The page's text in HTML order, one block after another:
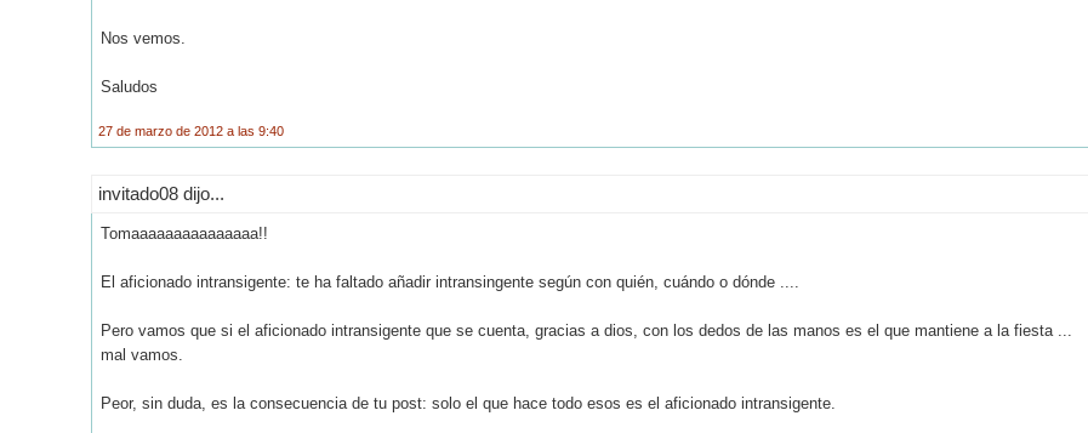
Nos vemos.
Saludos
27 de marzo de 2012 a las 9:40
invitado08 dijo...
Tomaaaaaaaaaaaaaaa!!
El aficionado intransigente: te ha faltado añadir intransingente según con quién, cuándo o dónde ....
Pero vamos que si el aficionado intransigente que se cuenta, gracias a dios, con los dedos de las manos es el que mantiene a la fiesta ...
mal vamos.
Peor, sin duda, es la consecuencia de tu post: solo el que hace todo esos es el aficionado intransigente.